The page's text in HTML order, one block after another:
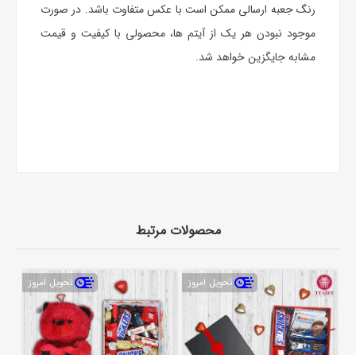
رنگ جعبه ارسالی ممکن است با عکس متفاوت باشد. در صورت
موجود نبودن هر یک از آیتم ها، محصولی با کیفیت و قیمت
مشابه جایگزین خواهد شد.
محصولات مرتبط
تحویل امروز تحویل امروز